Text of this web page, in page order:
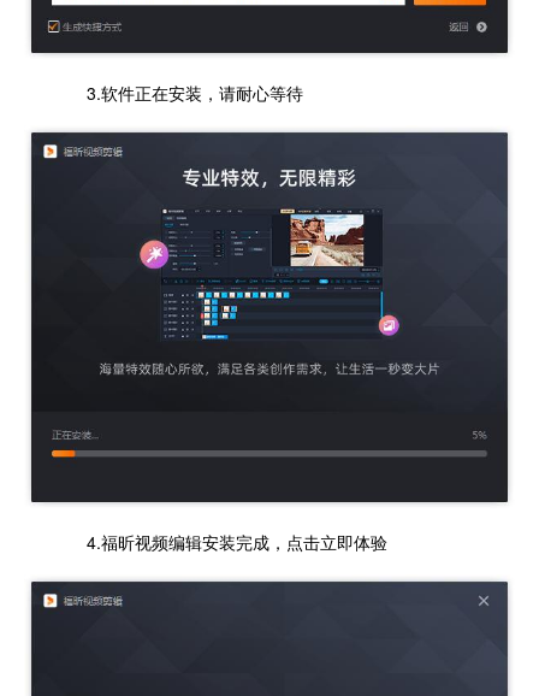
3.软件正在安装，请耐心等待
4.福昕视频编辑安装完成，点击立即体验